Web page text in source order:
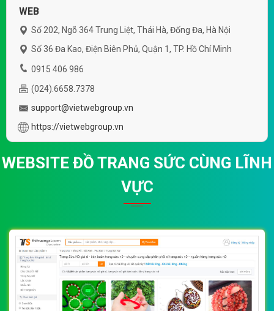
WEB
Số 202, Ngõ 364 Trung Liệt, Thái Hà, Đống Đa, Hà Nội
Số 36 Đa Kao, Điện Biên Phủ, Quận 1, TP. Hồ Chí Minh
0915 406 986
(024).6658.7378
support@vietwebgroup.vn
https://vietwebgroup.vn
WEBSITE ĐỒ TRANG SỨC CÙNG LĨNH
VỰC